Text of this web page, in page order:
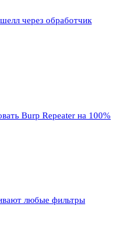
через обработчик
Burp Repeater на 100%
любые фильтры